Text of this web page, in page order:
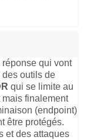
réponse qui vont
outils de
qui se limite au
finalement
(endpoint)
être protégés.
et des attaques